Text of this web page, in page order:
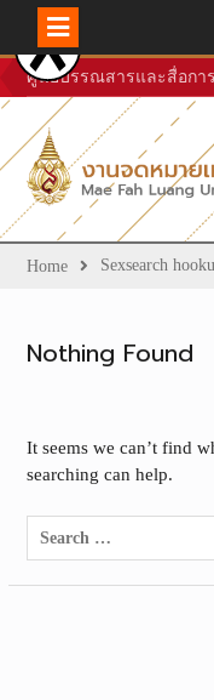
Skip
to
content
ศูนย์บรรณสารและสื่อกา
Home Sexsearch
Nothing Found
It seems we can’t find
searching can help.
Search
for: